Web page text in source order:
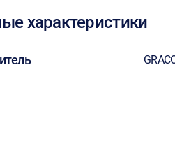
характеристики